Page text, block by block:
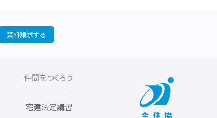
資料請求する
仲間をつくろう
宅建法定講習